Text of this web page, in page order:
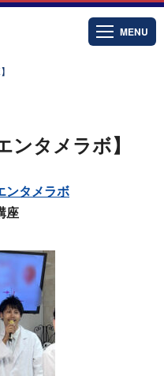
MENU
ンタメラボ】
ンタメラボ
座